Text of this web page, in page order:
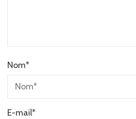
Nom*
E-mail*